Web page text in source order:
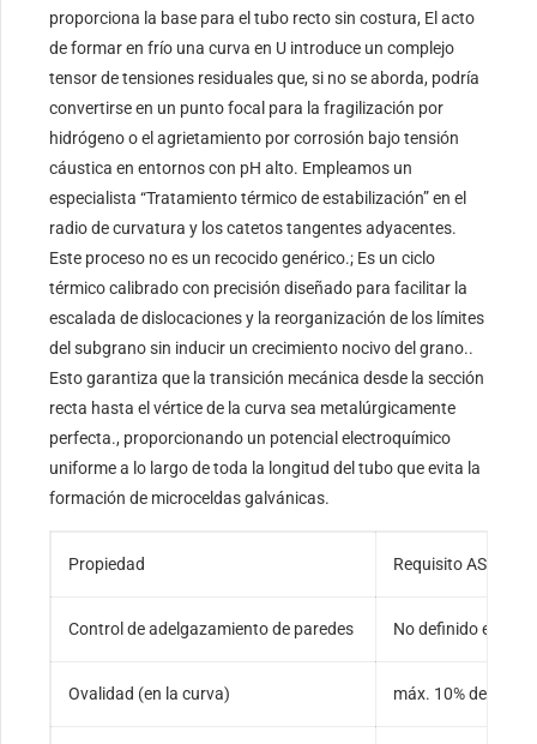
proporciona la base para el tubo recto sin costura, El acto
de formar en frío una curva en U introduce un complejo
tensor de tensiones residuales que, si no se aborda, podría
convertirse en un punto focal para la fragilización por
hidrógeno o el agrietamiento por corrosión bajo tensión
cáustica en entornos con pH alto. Empleamos un
especialista “Tratamiento térmico de estabilización” en el
radio de curvatura y los catetos tangentes adyacentes.
Este proceso no es un recocido genérico.; Es un ciclo
térmico calibrado con precisión diseñado para facilitar la
escalada de dislocaciones y la reorganización de los límites
del subgrano sin inducir un crecimiento nocivo del grano..
Esto garantiza que la transición mecánica desde la sección
recta hasta el vértice de la curva sea metalúrgicamente
perfecta., proporcionando un potencial electroquímico
uniforme a lo largo de toda la longitud del tubo que evita la
formación de microceldas galvánicas.
Propiedad Requisito ASTM
Control de adelgazamiento de paredes No definido
Ovalidad (en la curva) máx. 10% de DO